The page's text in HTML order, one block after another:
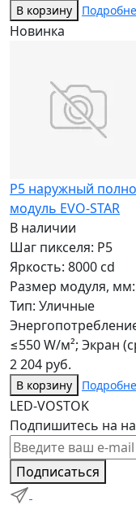
В корзину
Новинка
P5 наружный
модуль EVO-STAR
В наличии
Шаг пикселя: P5
Яркость: 8000 cd
Размер модуля,
Тип: Уличные
≤550 W/м²; Экран
2 204 руб.
В корзину
LED-VOSTOK
Подпишитесь на
Подписаться